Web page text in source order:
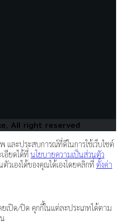
All right reserved
และประสบการณ์ที่ดีในการใช้เว็บไซต์
อียดได้ที่ นโยบายความเป็นส่วนตัว
วเองได้ของคุณได้เองโดยคลิกที่ ตั้งค่า
เปิด/ปิด คุกกี้ในแต่ละประเภทได้ตาม